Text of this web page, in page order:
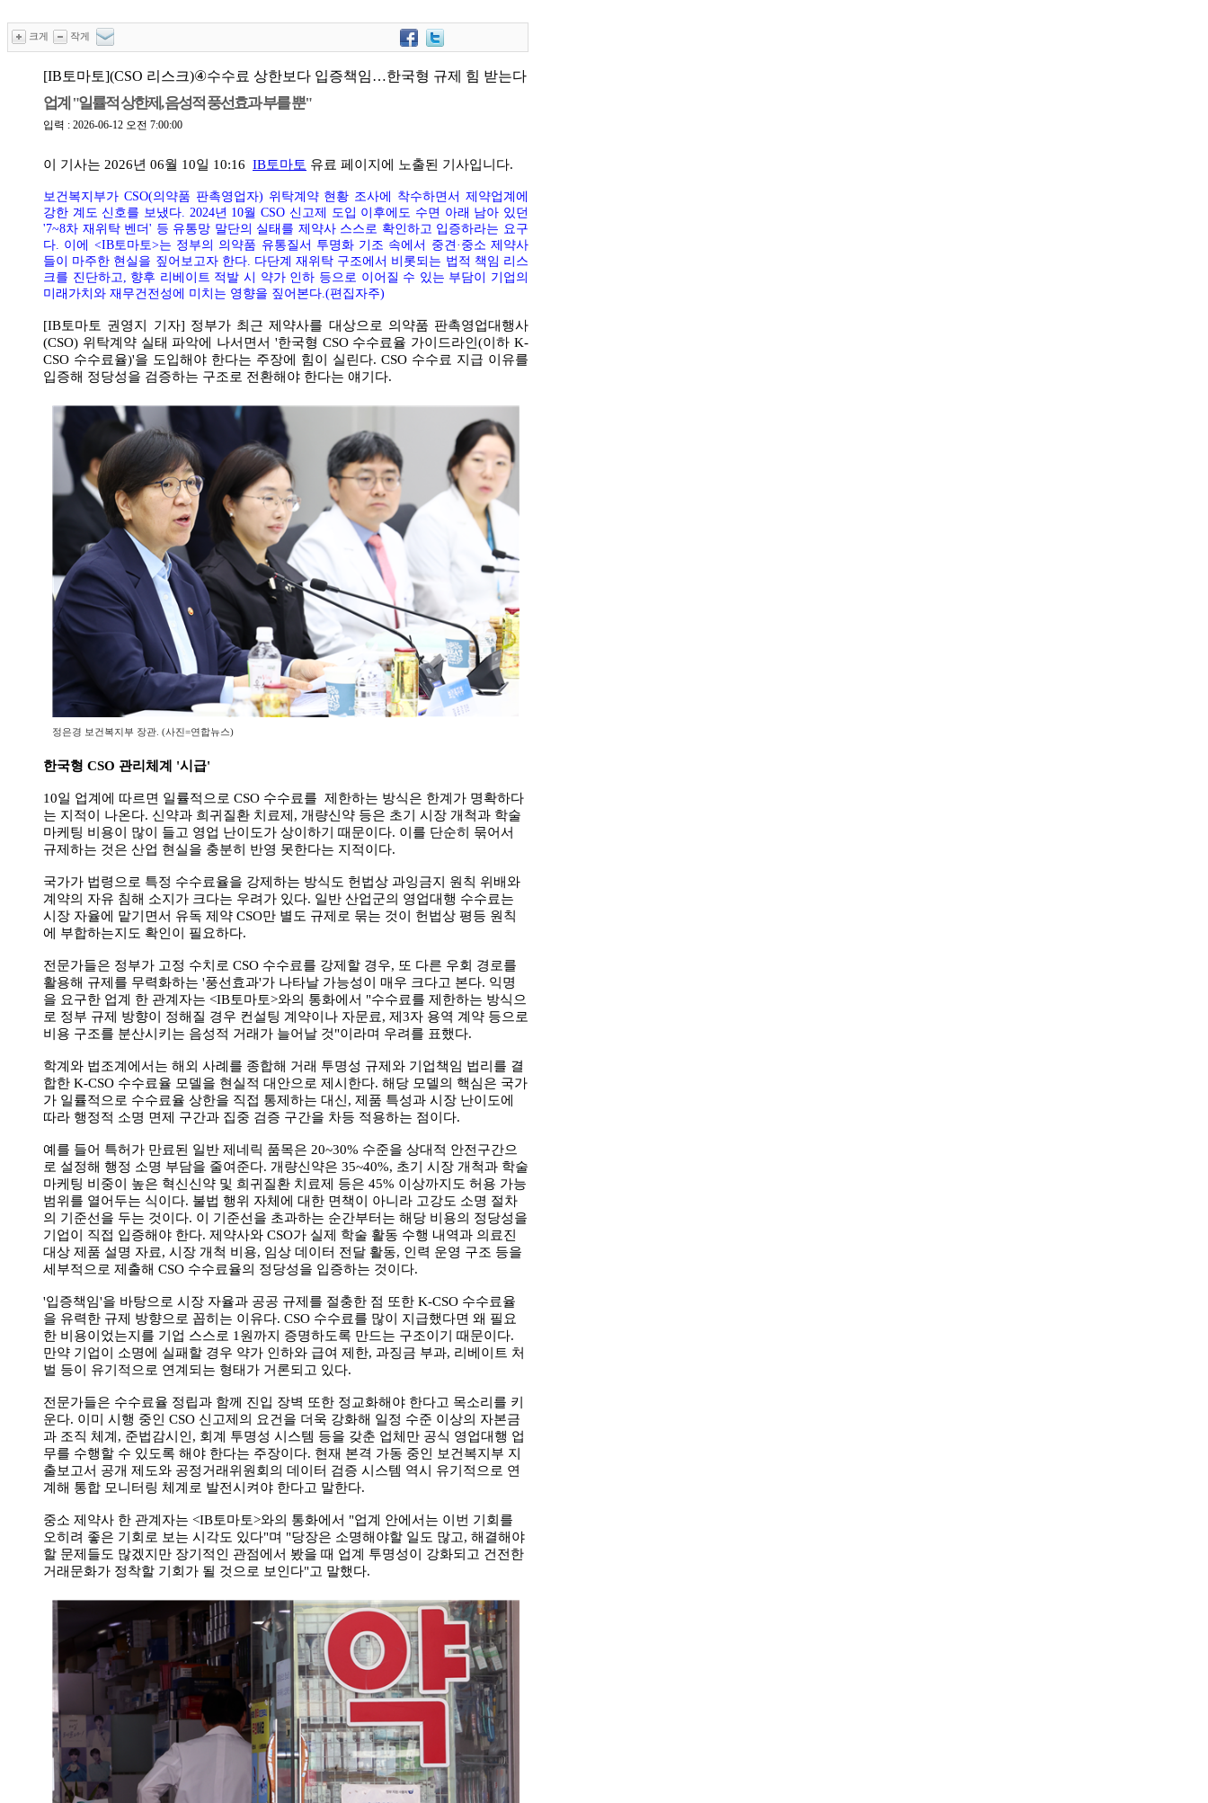
크게 작게
[IB토마토](CSO 리스크)④수수료 상한보다 입증책임…한국형 규제 힘 받는다
업계 "일률적 상한제, 음성적 풍선효과 부를 뿐"
입력 : 2026-06-12 오전 7:00:00
이 기사는 2026년 06월 10일 10:16 IB토마토 유료 페이지 에 노출된 기사입니다.
보건복지부가 CSO(의약품 판촉영업자) 위탁계약 현황 조사에 착수하면서 제약업계에
강한 계도 신호를 보냈다. 2024년 10월 CSO 신고제 도입 이후에도 수면 아래 남아 있던
'7~8차 재위탁 벤더' 등 유통망 말단의 실태를 제약사 스스로 확인하고 입증하라는 요구
다. 이에 <IB토마토>는 정부의 의약품 유통질서 투명화 기조 속에서 중견·중소 제약사
들이 마주한 현실을 짚어보고자 한다. 다단계 재위탁 구조에서 비롯되는 법적 책임 리스
크를 진단하고, 향후 리베이트 적발 시 약가 인하 등으로 이어질 수 있는 부담이 기업의
미래가치와 재무건전성에 미치는 영향을 짚어본다.(편집자주)
[IB토마토 권영지 기자] 정부가 최근 제약사를 대상으로 의약품 판촉영업대행사
(CSO) 위탁계약 실태 파악에 나서면서 '한국형 CSO 수수료율 가이드라인(이하 K-
CSO 수수료율)'을 도입해야 한다는 주장에 힘이 실린다. CSO 수수료 지급 이유를
입증해 정당성을 검증하는 구조로 전환해야 한다는 얘기다.
정은경 보건복지부 장관. (사진=연합뉴스)
한국형 CSO 관리체계 '시급'
10일 업계에 따르면 일률적으로 CSO 수수료를 제한하는 방식은 한계가 명확하다
는 지적이 나온다. 신약과 희귀질환 치료제, 개량신약 등은 초기 시장 개척과 학술
마케팅 비용이 많이 들고 영업 난이도가 상이하기 때문이다. 이를 단순히 묶어서
규제하는 것은 산업 현실을 충분히 반영 못한다는 지적이다.
국가가 법령으로 특정 수수료율을 강제하는 방식도 헌법상 과잉금지 원칙 위배와
계약의 자유 침해 소지가 크다는 우려가 있다. 일반 산업군의 영업대행 수수료는
시장 자율에 맡기면서 유독 제약 CSO만 별도 규제로 묶는 것이 헌법상 평등 원칙
에 부합하는지도 확인이 필요하다.
전문가들은 정부가 고정 수치로 CSO 수수료를 강제할 경우, 또 다른 우회 경로를
활용해 규제를 무력화하는 '풍선효과'가 나타날 가능성이 매우 크다고 본다. 익명
을 요구한 업계 한 관계자는 <IB토마토>와의 통화에서 "수수료를 제한하는 방식으
로 정부 규제 방향이 정해질 경우 컨설팅 계약이나 자문료, 제3자 용역 계약 등으로
비용 구조를 분산시키는 음성적 거래가 늘어날 것"이라며 우려를 표했다.
학계와 법조계에서는 해외 사례를 종합해 거래 투명성 규제와 기업책임 법리를 결
합한 K-CSO 수수료율 모델을 현실적 대안으로 제시한다. 해당 모델의 핵심은 국가
가 일률적으로 수수료율 상한을 직접 통제하는 대신, 제품 특성과 시장 난이도에
따라 행정적 소명 면제 구간과 집중 검증 구간을 차등 적용하는 점이다.
예를 들어 특허가 만료된 일반 제네릭 품목은 20~30% 수준을 상대적 안전구간으
로 설정해 행정 소명 부담을 줄여준다. 개량신약은 35~40%, 초기 시장 개척과 학술
마케팅 비중이 높은 혁신신약 및 희귀질환 치료제 등은 45% 이상까지도 허용 가능
범위를 열어두는 식이다. 불법 행위 자체에 대한 면책이 아니라 고강도 소명 절차
의 기준선을 두는 것이다. 이 기준선을 초과하는 순간부터는 해당 비용의 정당성을
기업이 직접 입증해야 한다. 제약사와 CSO가 실제 학술 활동 수행 내역과 의료진
대상 제품 설명 자료, 시장 개척 비용, 임상 데이터 전달 활동, 인력 운영 구조 등을
세부적으로 제출해 CSO 수수료율의 정당성을 입증하는 것이다.
'입증책임'을 바탕으로 시장 자율과 공공 규제를 절충한 점 또한 K-CSO 수수료율
을 유력한 규제 방향으로 꼽히는 이유다. CSO 수수료를 많이 지급했다면 왜 필요
한 비용이었는지를 기업 스스로 1원까지 증명하도록 만드는 구조이기 때문이다.
만약 기업이 소명에 실패할 경우 약가 인하와 급여 제한, 과징금 부과, 리베이트 처
벌 등이 유기적으로 연계되는 형태가 거론되고 있다.
전문가들은 수수료율 정립과 함께 진입 장벽 또한 정교화해야 한다고 목소리를 키
운다. 이미 시행 중인 CSO 신고제의 요건을 더욱 강화해 일정 수준 이상의 자본금
과 조직 체계, 준법감시인, 회계 투명성 시스템 등을 갖춘 업체만 공식 영업대행 업
무를 수행할 수 있도록 해야 한다는 주장이다. 현재 본격 가동 중인 보건복지부 지
출보고서 공개 제도와 공정거래위원회의 데이터 검증 시스템 역시 유기적으로 연
계해 통합 모니터링 체계로 발전시켜야 한다고 말한다.
중소 제약사 한 관계자는 <IB토마토>와의 통화에서 "업계 안에서는 이번 기회를
오히려 좋은 기회로 보는 시각도 있다"며 "당장은 소명해야할 일도 많고, 해결해야
할 문제들도 많겠지만 장기적인 관점에서 봤을 때 업계 투명성이 강화되고 건전한
거래문화가 정착할 기회가 될 것으로 보인다"고 말했다.